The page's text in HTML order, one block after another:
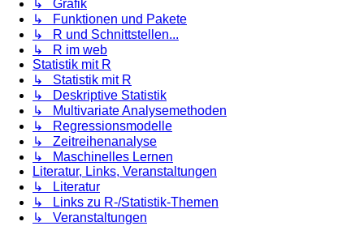
↳ Grafik
↳ Funktionen und Pakete
↳ R und Schnittstellen...
↳ R im web
Statistik mit R
↳ Statistik mit R
↳ Deskriptive Statistik
↳ Multivariate Analysemethoden
↳ Regressionsmodelle
↳ Zeitreihenanalyse
↳ Maschinelles Lernen
Literatur, Links, Veranstaltungen
↳ Literatur
↳ Links zu R-/Statistik-Themen
↳ Veranstaltungen